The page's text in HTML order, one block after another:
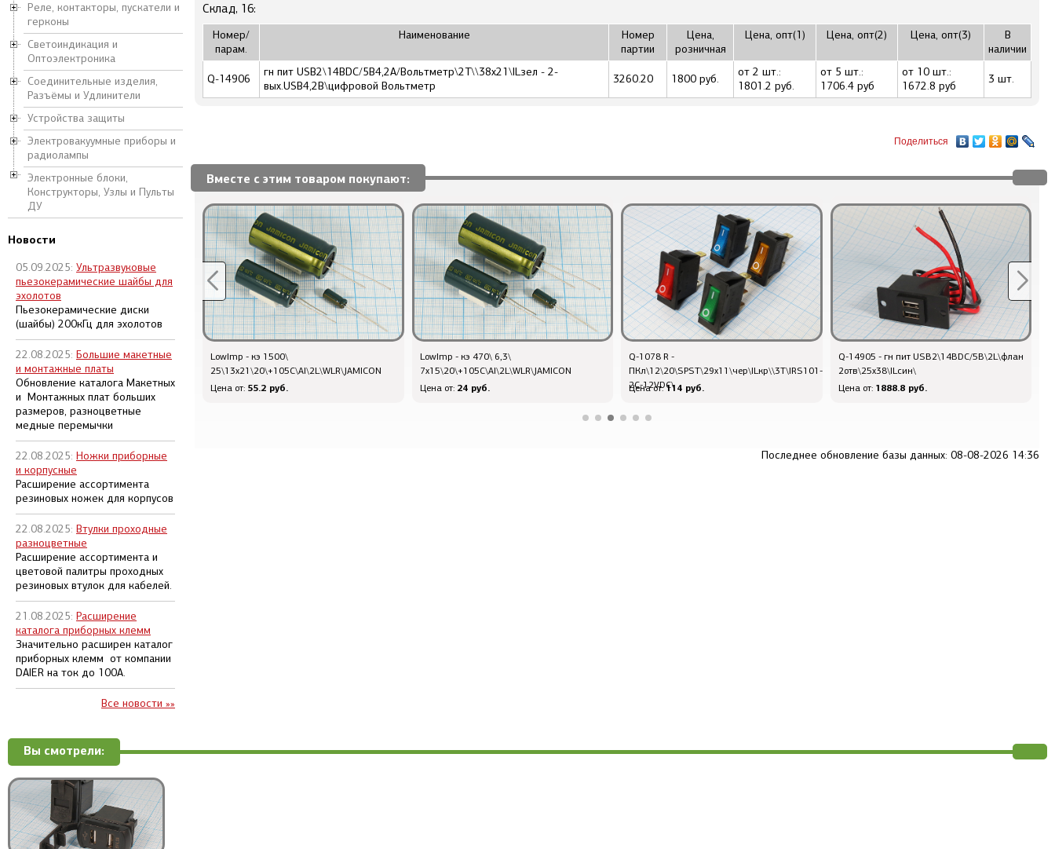
Реле, контакторы, пускатели и
герконы
Светоиндикация и
Оптоэлектроника
Соединительные изделия,
Разъёмы и Удлинители
Устройства защиты
Электровакуумные приборы и
радиолампы
Электронные блоки,
Конструкторы, Узлы и Пульты
ДУ
Новости
05.09.2025: Ультразвуковые
пьезокерамические шайбы для
эхолотов
Пьезокерамические диски
(шайбы) 200кГц для эхолотов
22.08.2025: Большие макетные
и монтажные платы
Обновление каталога Макетных
и Монтажных плат больших
размеров, разноцветные
медные перемычки
22.08.2025: Ножки приборные
и корпусные
Расширение ассортимента
резиновых ножек для корпусов
22.08.2025: Втулки проходные
разноцветные
Расширение ассортимента и
цветовой палитры проходных
резиновых втулок для кабелей.
21.08.2025: Расширение
каталога приборных клемм
Значительно расширен каталог
приборных клемм от компании
DAIER на ток до 100А.
Все новости »»
Склад, 16:
Номер/
парам.
Наименование
Номер
партии
Цена,
розничная
Цена, опт(1) Цена, опт(2) Цена, опт(3)
В
наличии
Q-14906
гн пит USB2\14ВDC/5В4,2А/Вольтметр\2T\\38x21\ILзел - 2-
вых.USB4,2В\цифровой Вольтметр
3260.20 1800 руб.
от 2 шт.:
1801.2 руб.
от 5 шт.:
1706.4 руб
от 10 шт.:
1672.8 руб
3 шт.
Поделиться
Вместе с этим товаром покупают:
кэ 1000\
10\10x13\20\+105C\Al\2L\TKR\JAMICON
Цена от:18 руб.
LowImp - кэ 1500\
25\13x21\20\+105C\Al\2L\WLR\JAMICON
Цена от: 55.2 руб.
LowImp - кэ 470\ 6,3\
7x15\20\+105C\Al\2L\WLR\JAMICON
Цена от: 24 руб.
Q-1078 R -
ПКл\12\20\SPST\29x11\чер\ILкр\\3T\IRS101-
2C-12VDC\
Цена от:114 руб.
Q-14905 - гн пит USB2\14ВDC/5В\2L\флан
2отв\25x38\ILсин\
Цена от: 1888.8 руб.
Последнее обновление базы данных: 08-08-2026 14:36
Вы смотрели: